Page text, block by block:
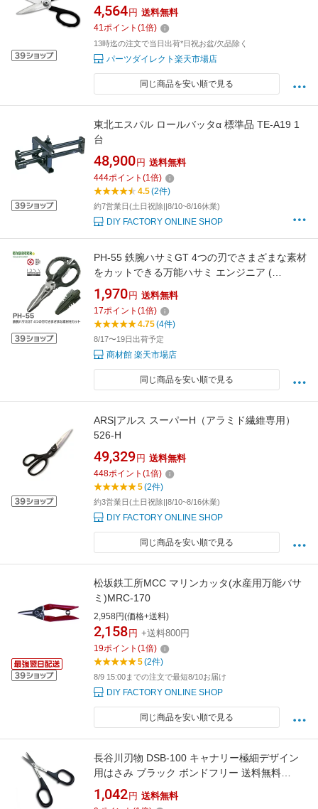
4,564 円 送料無料
41ポイント (1倍)
13時迄の注文で当日出荷*日祝お盆/欠品除く
パーツダイレクト楽天市場店
同じ商品を安い順で見る
東北エスパル ロールバッタα 標準品 TE-A19 1
台
48,900 円 送料無料
444ポイント (1倍)
4.5(2件)
約7営業日(土日祝除||8/10~8/16休業)
DIY FACTORY ONLINE SHOP
PH-55 鉄腕ハサミGT 4つの刃でさまざまな素材
をカットできる万能ハサミ エンジニア (
ENGINEER )【 在庫あり 】
1,970 円 送料無料
17ポイント (1倍)
4.75(4件)
8/17〜19日出荷予定
商材館 楽天市場店
同じ商品を安い順で見る
ARS|アルス スーパーH（アラミド繊維専用）
526-H
49,329 円 送料無料
448ポイント (1倍)
5(2件)
約3営業日(土日祝除||8/10~8/16休業)
DIY FACTORY ONLINE SHOP
同じ商品を安い順で見る
松坂鉄工所MCC マリンカッタ(水産用万能バサ
ミ)MRC-170
2,958円(価格+送料)
2,158 円 +送料800円
19ポイント (1倍)
5(2件)
8/9 15:00までの注文で最短8/10お届け
DIY FACTORY ONLINE SHOP
同じ商品を安い順で見る
長谷川刃物 DSB-100 キャナリー極細デザイン
用はさみ ブラック ボンドフリー 送料無料
【SK03069】
1,042 円 送料無料